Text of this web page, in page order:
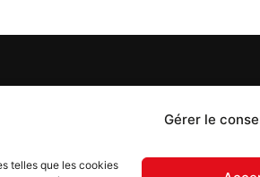
Gérer le
telles que les cookies
chaque semaine sur trois éditions : en